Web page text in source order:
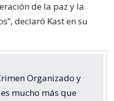
de la paz y la
declaró Kast en su
Organizado y
mucho más que